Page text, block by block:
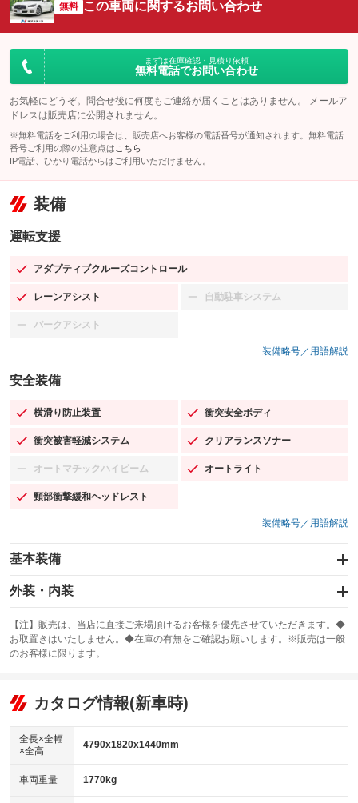
無料 この車両に関するお問い合わせ
まずは在庫確認・見積り依頼
無料電話でお問い合わせ
お気軽にどうぞ。問合せ後に何度もご連絡が届くことはありません。 メールア
ドレスは販売店に公開されません。
※無料電話をご利用の場合は、販売店へお客様の電話番号が通知されます。無料電話
番号ご利用の際の注意点は こちら
IP電話、ひかり電話からはご利用いただけません。
装備
運転支援
アダプティブクルーズコントロール
：装備あり
レーンアシスト
：装備あり 自動駐車システム
：装備なし
パークアシスト
：装備なし
装備略号／用語解説
安全装備
横滑り防止装置
：装備あり 衝突安全ボディ
：装備あり
衝突被害軽減システム
：装備あり クリアランスソナー
：装備あり
オートマチックハイビーム
：装備なし オートライト
：装備あり
頸部衝撃緩和ヘッドレスト
：装備あり
装備略号／用語解説
基本装備
エアバッグ：運転席/助手席/サイド
：装備あり
：装備なし
サンルーフ
：装備なし ABS
リフトアップ
：装備なし
：装備なし
パワーウィンドウ
アイドリングストップ
：装備なし
外装・内装
カーナビ：SDナビ
：装備あり
TV：フルセグ
：装備あり
ビジュアル：-／DVD再生
：装備あり
アルミホイール：17インチ
：装備あり
【注】販売は、当店に直接ご来場頂けるお客様を優先させていただきます。◆
お取置きはいたしません。◆在庫の有無をご確認お願いします。※販売は一般
のお客様に限ります。
カタログ情報(新車時)
全長×全幅
×全高
4790x1820x1440mm
車両重量 1770kg